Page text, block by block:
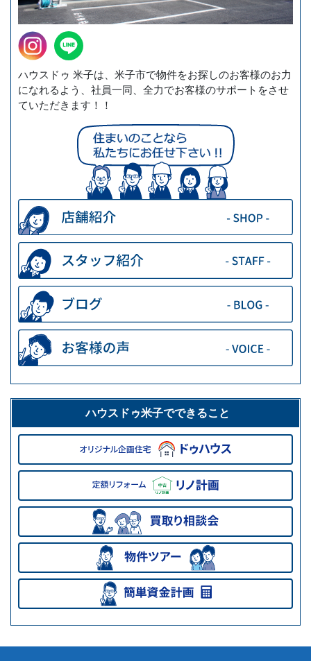
ハウスドゥ 米子は、米子市で物件をお探しのお客様のお力
になれるよう、社員一同、全力でお客様のサポートをさせ
ていただきます！！
ハウスドゥ米子でできること